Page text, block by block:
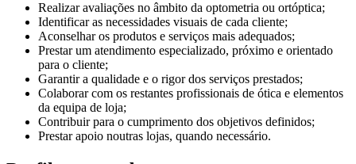
Realizar avaliações no âmbito da optometria ou ortóptica;
Identificar as necessidades visuais de cada cliente;
Aconselhar os produtos e serviços mais adequados;
Prestar um atendimento especializado, próximo e orientado
para o cliente;
Garantir a qualidade e o rigor dos serviços prestados;
Colaborar com os restantes profissionais de ótica e elementos
da equipa de loja;
Contribuir para o cumprimento dos objetivos definidos;
Prestar apoio noutras lojas, quando necessário.